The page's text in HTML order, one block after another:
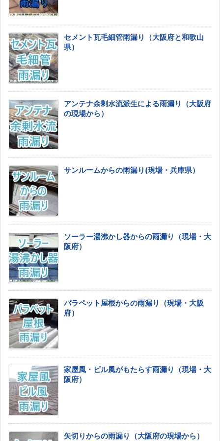
セメント瓦毛細管雨漏り（大阪府と和歌山
県）
アンテナ余剰水流派生による雨漏り（大阪府
の現場から）
サンルームからの雨漏り(現場・兵庫県）
ソーラー湯沸かし器からの雨漏り（現場・大
阪府）
パラペット屋根からの雨漏り（現場・大阪
府）
家屋風・ビル風がもたらす雨漏り（現場・大
阪府）
矢切りからの雨漏り（大阪府の現場から）